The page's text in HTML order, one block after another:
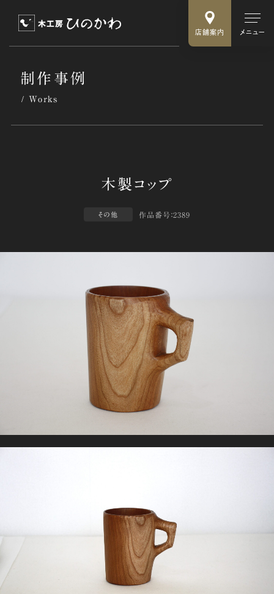
店舗案内 メニュー
制作事例
Works
その他 作品番号：2389